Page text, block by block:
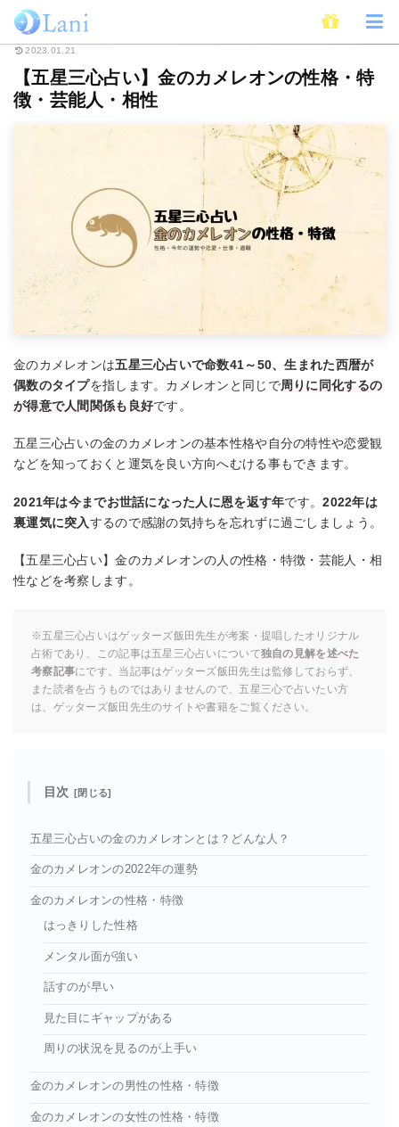
ホーム 占い 【五星三心占い】金のカメレオンの性格・特
2023.01.21
【五星三心占い】金のカメレオンの性格・特
徴・芸能人・相性
金のカメレオンは五星三心占いで命数41～50、生まれた西暦が
偶数のタイプを指します。カメレオンと同じで周りに同化するの
が得意で人間関係も良好です。
五星三心占いの金のカメレオンの基本性格や自分の特性や恋愛観
などを知っておくと運気を良い方向へむける事もできます。
2021年は今までお世話になった人に恩を返す年です。2022年は
裏運気に突入するので感謝の気持ちを忘れずに過ごしましょう。
【五星三心占い】金のカメレオンの人の性格・特徴・芸能人・相
性などを考察します。
※五星三心占いはゲッターズ飯田先生が考案・提唱したオリジナル
占術であり、この記事は五星三心占いについて独自の見解を述べた
考察記事にです。当記事はゲッターズ飯田先生は監修しておらず、
また読者を占うものではありませんので、五星三心で占いたい方
は、ゲッターズ飯田先生のサイトや書籍をご覧ください。
目次
五星三心占いの金のカメレオンとは？どんな人？
金のカメレオンの2022年の運勢
金のカメレオンの性格・特徴
はっきりした性格
メンタル面が強い
話すのが早い
見た目にギャップがある
周りの状況を見るのが上手い
金のカメレオンの男性の性格・特徴
金のカメレオンの女性の性格・特徴